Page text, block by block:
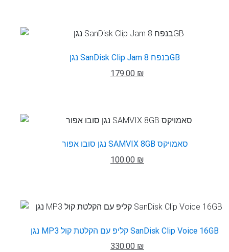
נגן SanDisk Clip Jam בנפח 8GB
179.00 ₪
נגן סובו אפור SAMVIX 8GB סאמויקס
100.00 ₪
נגן MP3 קליפ עם הקלטת קול SanDisk Clip Voice 16GB
330.00 ₪